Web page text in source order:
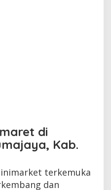
di
Kab.
terkemuka
dan